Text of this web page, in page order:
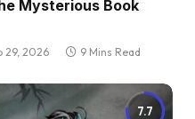
Mysterious Book
29, 2026 9 Mins Read
7.7